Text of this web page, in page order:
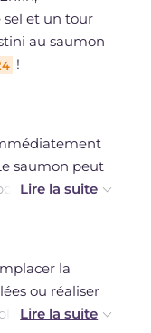
sel et un tour
au saumon
!
saumon peut
un
la
ou réaliser
de la